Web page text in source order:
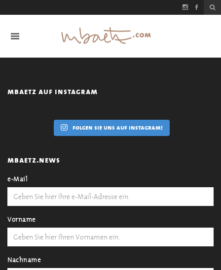
mbaetz auf instagram
folgen sie uns auf instagram!
mbaetz.news
e-Mail
Vorname
Nachname